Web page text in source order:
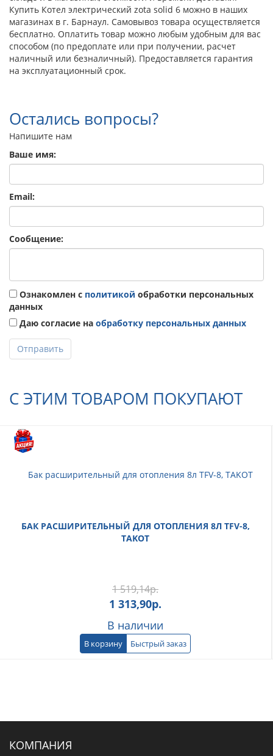
Купить Котел электрический zota solid 6 можно в наших
магазинах в г. Барнаул. Самовывоз товара осуществляется
бесплатно. Оплатить товар можно любым удобным для вас
способом (по предоплате или при получении, расчет
наличный или безналичный). Предоставляется гарантия
на эксплуатационный срок.
Остались вопросы?
Напишите нам
Ваше имя:
Email:
Сообщение:
Ознакомлен с политикой обработки персональных
данных
Даю согласие на обработку персональных данных
Отправить
С ЭТИМ ТОВАРОМ ПОКУПАЮТ
БАК РАСШИРИТЕЛЬНЫЙ ДЛЯ ОТОПЛЕНИЯ 8Л TFV-8,
TAKOT
1 519,14р.
1 313,90р.
В наличии
В корзину Быстрый заказ
КОМПАНИЯ